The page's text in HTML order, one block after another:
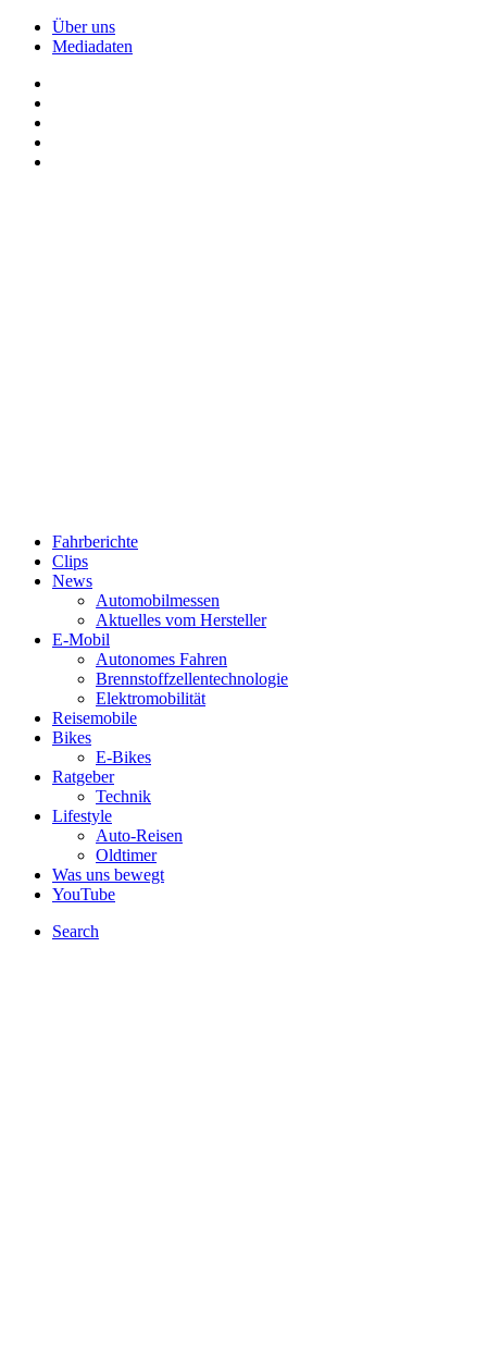
Über uns
Mediadaten
Fahrberichte
Clips
News
Automobilmessen
Aktuelles vom Hersteller
E-Mobil
Autonomes Fahren
Brennstoffzellentechnologie
Elektromobilität
Reisemobile
Bikes
E-Bikes
Ratgeber
Technik
Lifestyle
Auto-Reisen
Oldtimer
Was uns bewegt
YouTube
Search